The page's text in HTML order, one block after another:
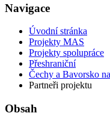
Navigace
Úvodní stránka
Projekty MAS
Projekty spolupráce
Přeshraniční
Čechy a Bavorsko
Partneři projektu
Obsah